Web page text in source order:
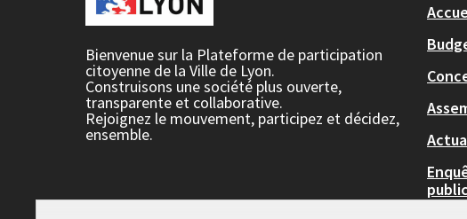
Bienvenue sur la Plateforme de participation
citoyenne de la Ville de Lyon.
Construisons une société plus ouverte,
transparente et collaborative.
Rejoignez le mouvement, participez et décidez,
ensemble.